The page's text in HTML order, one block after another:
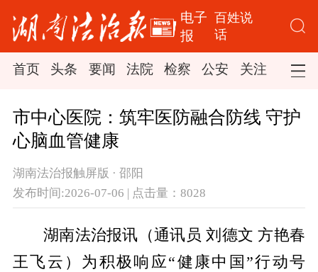
电子
报
百姓说
话
首页 头条 要闻 法院 检察 公安 关注 司法
市中心医院：筑牢医防融合防线 守护
心脑血管健康
湖南法治报触屏版 · 邵阳
发布时间:2026-07-06 | 点击量：8028
湖南法治报讯（通讯员 刘德文 方艳春
王飞云）为积极响应“健康中国”行动号